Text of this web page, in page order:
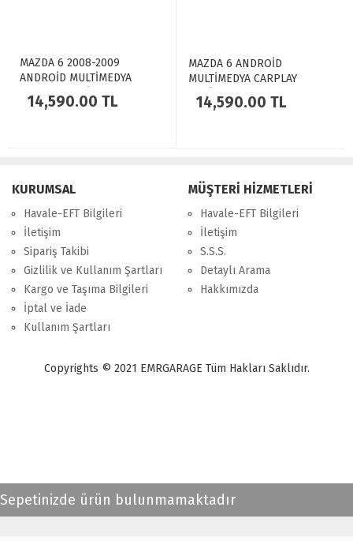
MAZDA 6 2008-2009
ANDROİD MULTİMEDYA
CARPLAY NAVİGASYON
EKRAN - 8GB RAM+128GB
14,590.00 TL
MAZDA 6 ANDROİD
MULTİMEDYA CARPLAY
NAVİGASYON EKRAN - 8GB
RAM+128GB HDD - MYWAY
14,590.00 TL
KURUMSAL
Havale-EFT Bilgileri
İletişim
Sipariş Takibi
Gizlilik ve Kullanım Şartları
Kargo ve Taşıma Bilgileri
İptal ve İade
Kullanım Şartları
MÜŞTERİ HİZMETLERİ
Havale-EFT Bilgileri
İletişim
S.S.S.
Detaylı Arama
Hakkımızda
Copyrights © 2021 EMRGARAGE Tüm Hakları Saklıdır.
Sepetinizde ürün bulunmamaktadır